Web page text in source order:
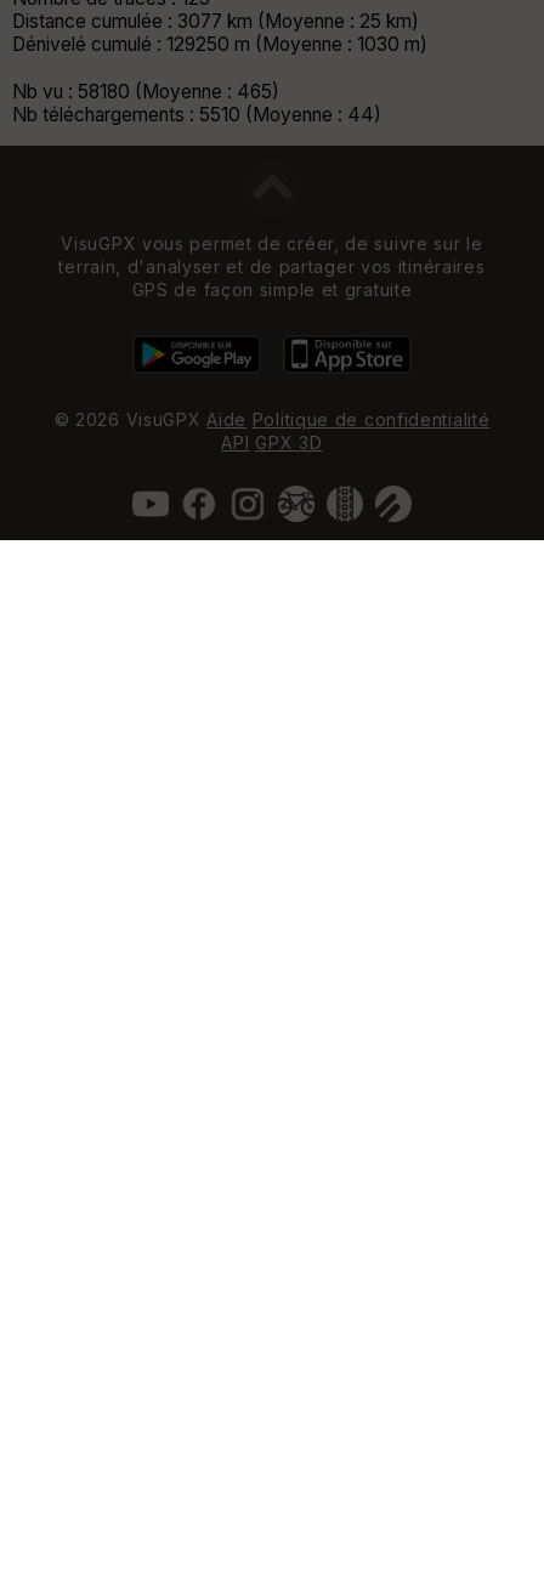
Distance cumulée : 3077 km (Moyenne : 25 km)
Dénivelé cumulé : 129250 m (Moyenne : 1030 m)
Nb vu : 58180 (Moyenne : 465)
Nb téléchargements : 5510 (Moyenne : 44)
VisuGPX vous permet de créer, de suivre sur le
terrain, d'analyser et de partager vos itinéraires
GPS de façon simple et gratuite
© 2026 VisuGPX Aide Politique de confidentialité
API GPX 3D